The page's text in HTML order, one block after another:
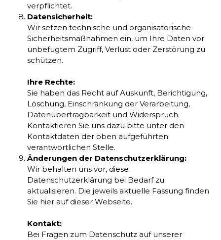
verpflichtet.
Datensicherheit:
Wir setzen technische und organisatorische
Sicherheitsmaßnahmen ein, um Ihre Daten vor
unbefugtem Zugriff, Verlust oder Zerstörung zu
schützen.
Ihre Rechte:
Sie haben das Recht auf Auskunft, Berichtigung,
Löschung, Einschränkung der Verarbeitung,
Datenübertragbarkeit und Widerspruch.
Kontaktieren Sie uns dazu bitte unter den
Kontaktdaten der oben aufgeführten
verantwortlichen Stelle.
Änderungen der Datenschutzerklärung:
Wir behalten uns vor, diese
Datenschutzerklärung bei Bedarf zu
aktualisieren. Die jeweils aktuelle Fassung finden
Sie hier auf dieser Webseite.
Kontakt:
Bei Fragen zum Datenschutz auf unserer